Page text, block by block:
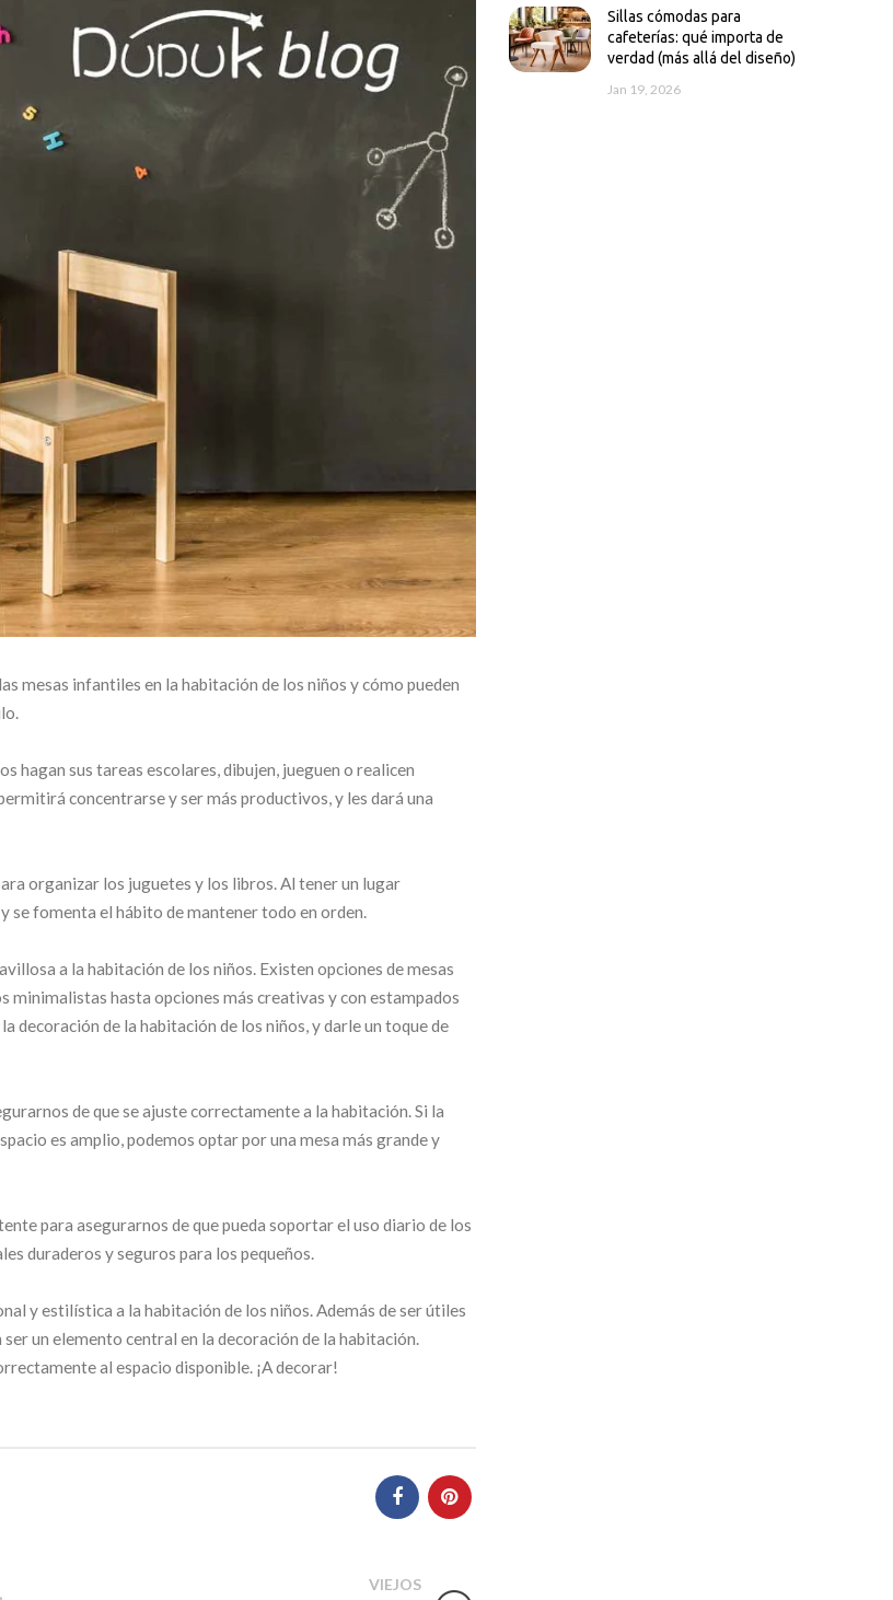
mesas infantiles en la habitación de los niños y cómo pueden
hagan sus tareas escolares, dibujen, jueguen o realicen
concentrarse y ser más productivos, y les dará una
organizar los juguetes y los libros. Al tener un lugar
se fomenta el hábito de mantener todo en orden.
a la habitación de los niños. Existen opciones de mesas
minimalistas hasta opciones más creativas y con estampados
decoración de la habitación de los niños, y darle un toque de
de que se ajuste correctamente a la habitación. Si la
es amplio, podemos optar por una mesa más grande y
para asegurarnos de que pueda soportar el uso diario de los
duraderos y seguros para los pequeños.
y estilística a la habitación de los niños. Además de ser útiles
un elemento central en la decoración de la habitación.
al espacio disponible. ¡A decorar!
VIEJOS
Sillas cómodas para
cafeterías: qué importa de
verdad (más allá del diseño)
Jan 19, 2026